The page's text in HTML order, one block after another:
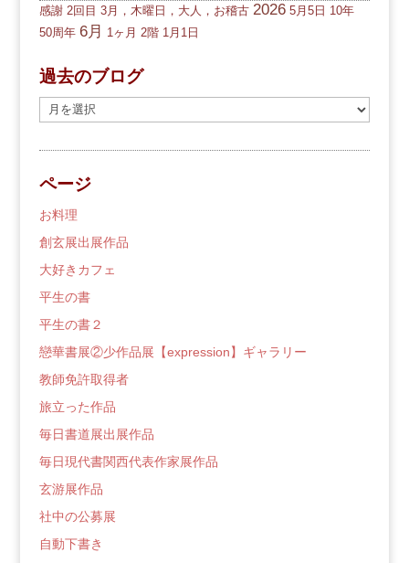
感謝 2回目 3月，木曜日，大人，お稽古 2026 5月5日 10年
50周年 6月 1ヶ月 2階 1月1日
過去のブログ
去
の
ロ
グ
ページ
お料理
創玄展出展作品
大好きカフェ
平生の書
平生の書２
戀華書展②少作品展【expression】ギャラリー
教師免許取得者
旅立った作品
毎日書道展出展作品
毎日現代書関西代表作家展作品
玄游展作品
社中の公募展
自動下書き